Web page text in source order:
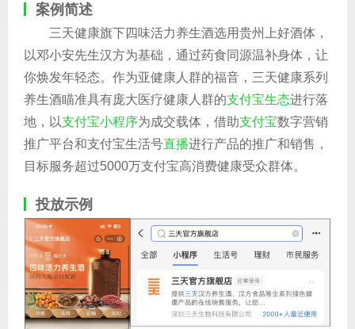
案例简述
三天健康旗下四味活力养生酒选用贵州上好酒体，
以邓小安先生汉方为基础，通过药食同源温补身体，让
你焕发年轻态。作为亚健康人群的福音，三天健康系列
养生酒瞄准具有庞大医疗健康人群的支付宝生态进行落
地，以支付宝小程序为成交载体，借助支付宝数字营销
推广平台和支付宝生活号直播进行产品的推广和销售，
目标服务超过5000万支付宝高消费健康受众群体。
投放示例